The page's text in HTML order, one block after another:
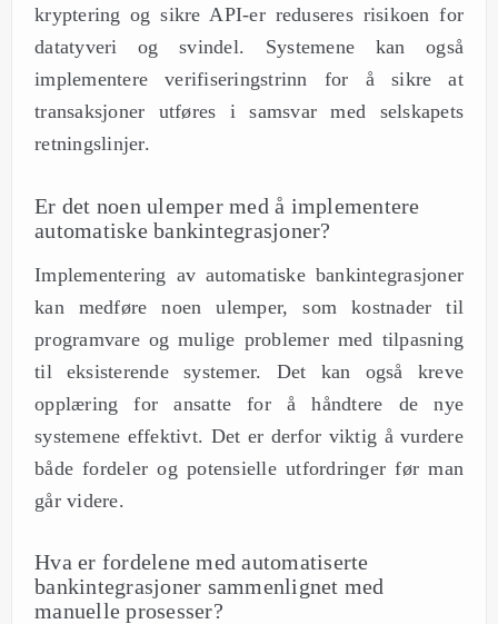
kryptering og sikre API-er reduseres risikoen for
datatyveri og svindel. Systemene kan også
implementere verifiseringstrinn for å sikre at
transaksjoner utføres i samsvar med selskapets
retningslinjer.
Er det noen ulemper med å implementere
automatiske bankintegrasjoner?
Implementering av automatiske bankintegrasjoner
kan medføre noen ulemper, som kostnader til
programvare og mulige problemer med tilpasning
til eksisterende systemer. Det kan også kreve
opplæring for ansatte for å håndtere de nye
systemene effektivt. Det er derfor viktig å vurdere
både fordeler og potensielle utfordringer før man
går videre.
Hva er fordelene med automatiserte
bankintegrasjoner sammenlignet med
manuelle prosesser?